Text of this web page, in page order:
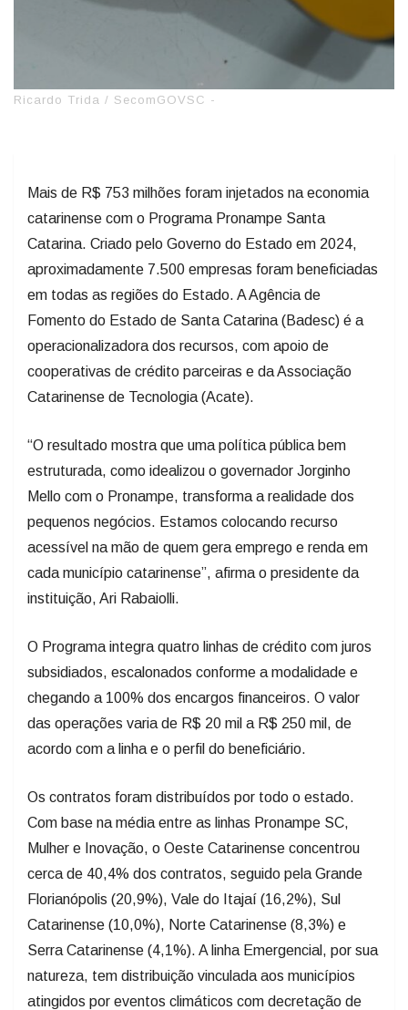
Ricardo Trida / SecomGOVSC -
Mais de R$ 753 milhões foram injetados na economia
catarinense com o Programa Pronampe Santa
Catarina. Criado pelo Governo do Estado em 2024,
aproximadamente 7.500 empresas foram beneficiadas
em todas as regiões do Estado. A Agência de
Fomento do Estado de Santa Catarina (Badesc) é a
operacionalizadora dos recursos, com apoio de
cooperativas de crédito parceiras e da Associação
Catarinense de Tecnologia (Acate).
“O resultado mostra que uma política pública bem
estruturada, como idealizou o governador Jorginho
Mello com o Pronampe, transforma a realidade dos
pequenos negócios. Estamos colocando recurso
acessível na mão de quem gera emprego e renda em
cada município catarinense”, afirma o presidente da
instituição, Ari Rabaiolli.
O Programa integra quatro linhas de crédito com juros
subsidiados, escalonados conforme a modalidade e
chegando a 100% dos encargos financeiros. O valor
das operações varia de R$ 20 mil a R$ 250 mil, de
acordo com a linha e o perfil do beneficiário.
Os contratos foram distribuídos por todo o estado.
Com base na média entre as linhas Pronampe SC,
Mulher e Inovação, o Oeste Catarinense concentrou
cerca de 40,4% dos contratos, seguido pela Grande
Florianópolis (20,9%), Vale do Itajaí (16,2%), Sul
Catarinense (10,0%), Norte Catarinense (8,3%) e
Serra Catarinense (4,1%). A linha Emergencial, por sua
natureza, tem distribuição vinculada aos municípios
atingidos por eventos climáticos com decretação de